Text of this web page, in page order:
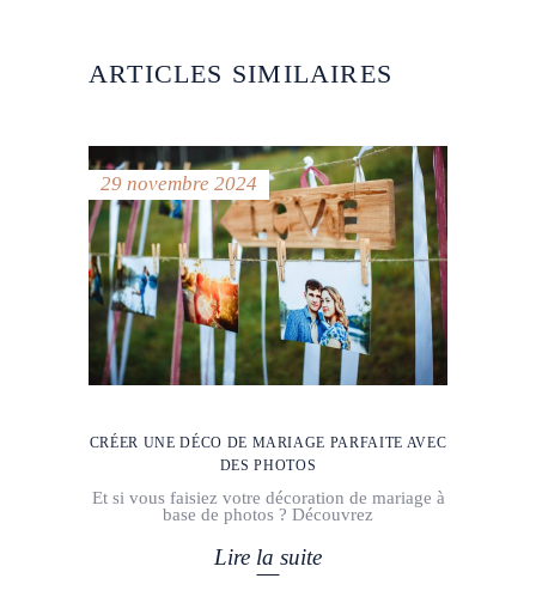
ARTICLES SIMILAIRES
29 novembre 2024
CRÉER UNE DÉCO DE MARIAGE PARFAITE AVEC
DES PHOTOS
Et si vous faisiez votre décoration de mariage à
base de photos ? Découvrez
Lire la suite